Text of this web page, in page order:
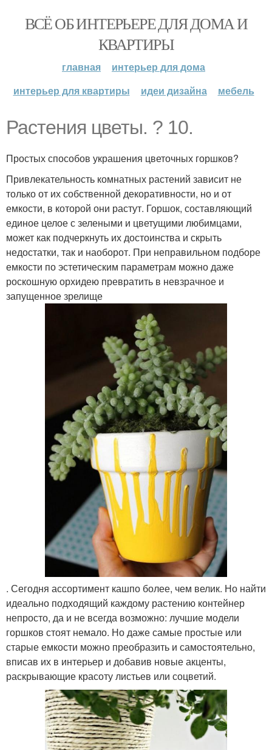
ВСЁ ОБ ИНТЕРЬЕРЕ ДЛЯ ДОМА И
КВАРТИРЫ
главная
интерьер для дома
интерьер для квартиры
идеи дизайна мебель
Растения цветы. ? 10.
Простых способов украшения цветочных горшков?
Привлекательность комнатных растений зависит не
только от их собственной декоративности, но и от
емкости, в которой они растут. Горшок, составляющий
единое целое с зелеными и цветущими любимцами,
может как подчеркнуть их достоинства и скрыть
недостатки, так и наоборот. При неправильном подборе
емкости по эстетическим параметрам можно даже
роскошную орхидею превратить в невзрачное и
запущенное зрелище
. Сегодня ассортимент кашпо более, чем велик. Но найти
идеально подходящий каждому растению контейнер
непросто, да и не всегда возможно: лучшие модели
горшков стоят немало. Но даже самые простые или
старые емкости можно преобразить и самостоятельно,
вписав их в интерьер и добавив новые акценты,
раскрывающие красоту листьев или соцветий.